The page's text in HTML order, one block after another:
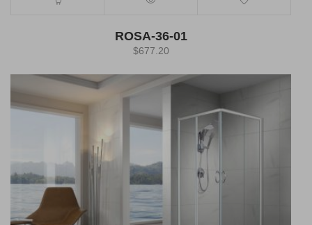
ROSA-36-01
$677.20